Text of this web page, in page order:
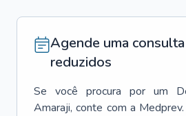
Agende uma
reduzidos
Se você procura por um
Amaraji, conte com a